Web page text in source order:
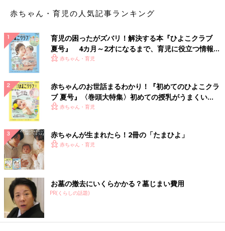
赤ちゃん・育児の人気記事ランキング
育児の困ったがズバリ！解決する本『ひよこクラブ
夏号』 4カ月～2才になるまで、育児に役立つ情報が
いっぱい！
赤ちゃん・育児
赤ちゃんのお世話まるわかり！『初めてのひよこクラ
ブ 夏号』〈巻頭大特集〉初めての授乳がうまくい
く！ おっぱい・ミルクの基本と夏のトラブル 解決テ
赤ちゃん・育児
赤ちゃんが生まれたら！2冊の「たまひよ」
赤ちゃん・育児
お墓の撤去にいくらかかる？墓じまい費用
PR(くらしの話題)